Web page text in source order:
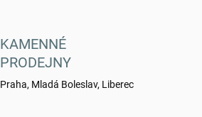
KAMENNÉ
PRODEJNY
Praha, Mladá Boleslav, Liberec